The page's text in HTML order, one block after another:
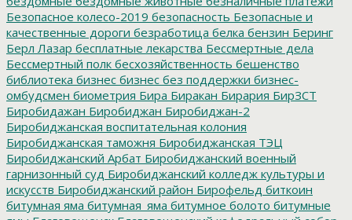
Безопасное колесо-2019 безопасность Безопасные и
качественные дороги безработица белка бензин Беринг
Берл Лазар бесплатные лекарства Бессмертные дела
Бессмертный полк бесхозяйственность бешенство
библиотека бизнес бизнес без поддержки бизнес-
омбудсмен биометрия Бира Биракан Бирария БирЗСТ
Биробидажан Биробиджан Биробиджан-2
Биробиджанская воспитательная колония
Биробиджанская таможня Биробиджанская ТЭЦ
Биробиджанский Арбат Биробиджанский военный
гарнизонный суд Биробиджанский колледж культуры и
искусств Биробиджанский район Бирофельд биткоин
битумная яма битумная_яма битумное болото битумные